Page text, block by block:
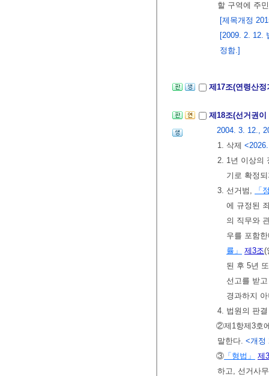
할 구역에 주
[제목개정
[2009. 2. 12.
정함.]
제17조(연령산
제18조(선거권
2004. 3. 12.,
1. 삭제
2. 1년 이상의
기로 확정
3. 선거범,
「
에 규정된
의 직무와
우를 포함
률」
제3조(
된 후 5년
선고를 받
경과하지
4. 법원의 판
②제1항제3호
말한다. <개정
③ 「형법」
제
하고, 선거사